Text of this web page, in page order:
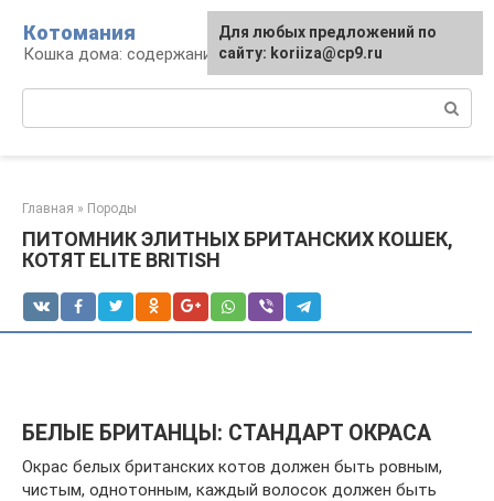
контенту
Котомания
Кошка дома: содержание и уход
Главная » Породы
ПИТОМНИК ЭЛИТНЫХ БРИТАНСКИХ КОШЕК,
КОТЯТ ELITE BRITISH
БЕЛЫЕ БРИТАНЦЫ: СТАНДАРТ ОКРАСА
Окрас белых британских котов должен быть ровным,
чистым, однотонным, каждый волосок должен быть
Для любых предложений по
сайту: koriiza@cp9.ru